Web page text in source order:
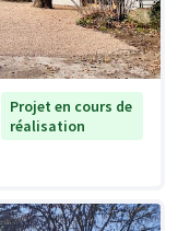
Projet en cours de
réalisation